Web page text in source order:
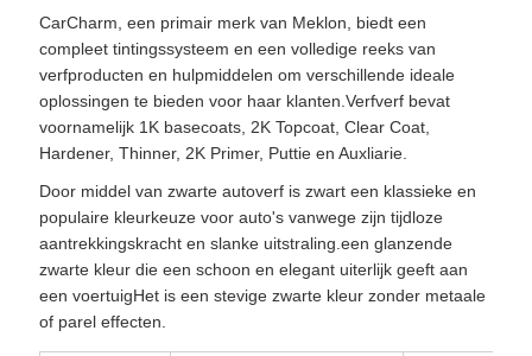
CarCharm, een primair merk van Meklon, biedt een
compleet tintingssysteem en een volledige reeks van
verfproducten en hulpmiddelen om verschillende ideale
oplossingen te bieden voor haar klanten.Verfverf bevat
voornamelijk 1K basecoats, 2K Topcoat, Clear Coat,
Hardener, Thinner, 2K Primer, Puttie en Auxliarie.
Door middel van zwarte autoverf is zwart een klassieke en
populaire kleurkeuze voor auto's vanwege zijn tijdloze
aantrekkingskracht en slanke uitstraling.een glanzende
zwarte kleur die een schoon en elegant uiterlijk geeft aan
een voertuigHet is een stevige zwarte kleur zonder metaale
of parel effecten.